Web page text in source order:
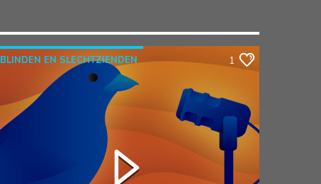
BLINDEN EN SLECHTZIENDEN
DE BLINDE VINK
GEMEENTEPOLITIEK
STEMMEN
1